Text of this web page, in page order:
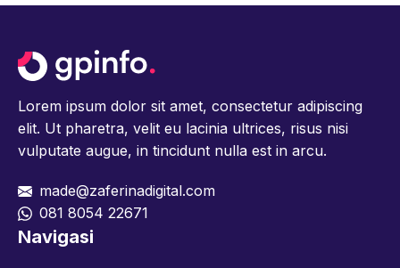
Lorem ipsum dolor sit amet, consectetur adipiscing
elit. Ut pharetra, velit eu lacinia ultrices, risus nisi
vulputate augue, in tincidunt nulla est in arcu.
made@zaferinadigital.com
081 8054 22671
Navigasi